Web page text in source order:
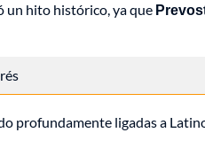
un hito histórico, ya que
profundamente ligadas a